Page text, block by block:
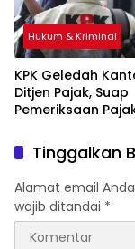
Hukum & Kriminal
KPK Geledah
Ditjen Pajak, Suap
Pemeriksaan
Tinggalkan
Alamat email
wajib ditandai *